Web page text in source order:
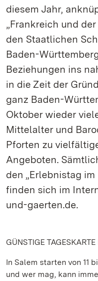
diesem Jahr,
„Frankreich und
den Staatlichen
Baden-
Beziehungen ins
in die Zeit der
ganz Baden-
Oktober wieder
Mittelalter und
Pforten zu
Angeboten.
den „Erlebnistag im
finden sich im
und-gaerten.de.
GÜNSTIGE
In Salem starten von 11
und wer mag, kann